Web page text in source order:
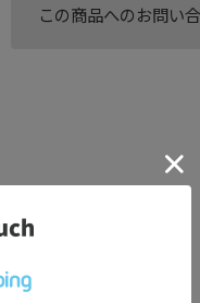
この商品へのお問い